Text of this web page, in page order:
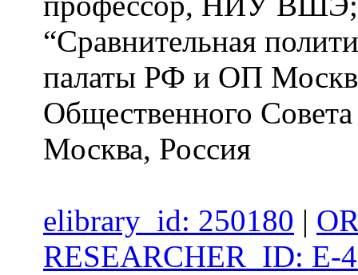
“Сравнительная
палаты РФ и ОП
Общественного
Москва, Россия
elibrary_id: 250180 |
RESEARCHER_ID: E-